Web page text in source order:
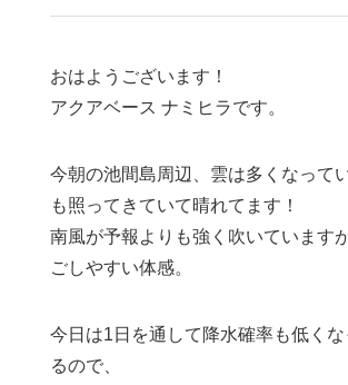
おはようございます！
アクアベース ナミヒラです。
今朝の池間島周辺、雲は多くなって
も照ってきていて晴れてます！
南風が予報よりも強く吹いています
ごしやすい体感。
今日は1日を通して降水確率も低く
るので、